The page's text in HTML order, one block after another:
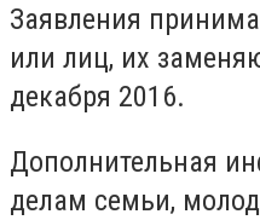
Заявления
или лиц, их
декабря 2016.
Дополнительная
делам семьи,